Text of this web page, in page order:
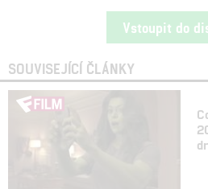
Vstoupit do
SOUVISEJÍCÍ ČLÁNKY